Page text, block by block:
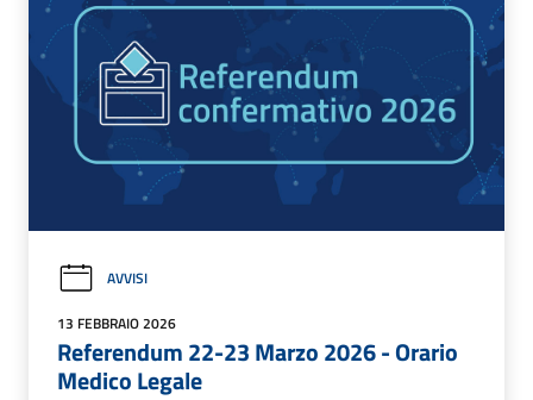
AVVISI
13 FEBBRAIO 2026
Referendum 22-23 Marzo 2026 - Orario
Medico Legale